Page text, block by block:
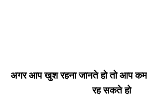
अगर आप खुश रहना जानते हो तो आप
रह सकते हो